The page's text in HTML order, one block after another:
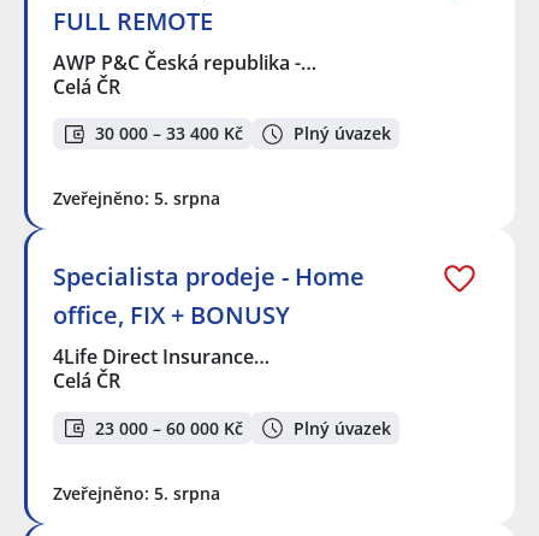
FULL REMOTE
AWP P&C Česká republika -…
Celá ČR
30 000 – 33 400 Kč Plný úvazek
Zveřejněno: 5. srpna
Specialista prodeje - Home
office, FIX + BONUSY
4Life Direct Insurance…
Celá ČR
23 000 – 60 000 Kč Plný úvazek
Zveřejněno: 5. srpna